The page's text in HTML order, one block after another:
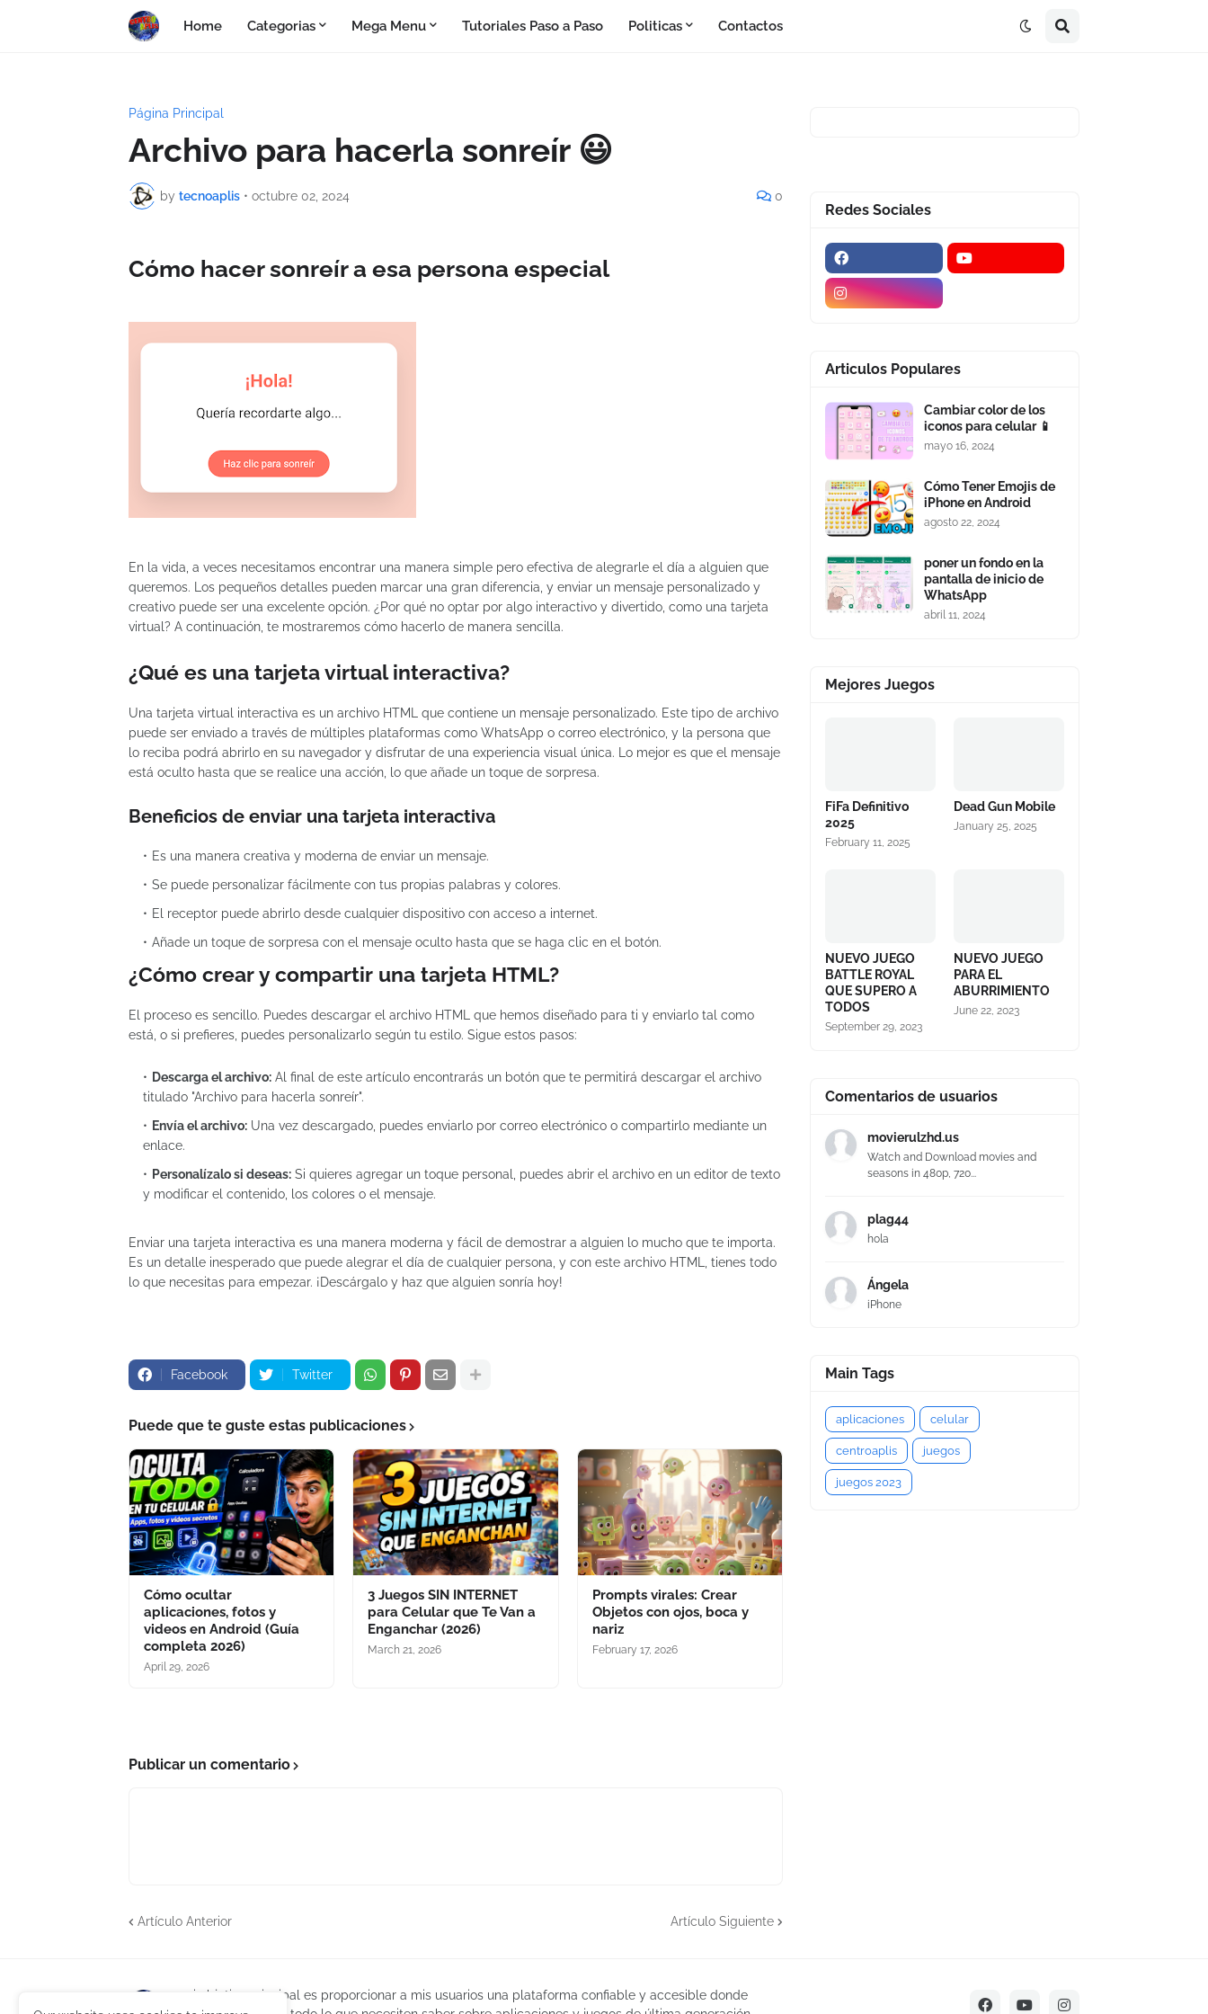
Home Categorias Mega Menu Tutoriales Paso a Paso Politicas Contactos
Página Principal
Archivo para hacerla sonreír 😃
by tecnoaplis • octubre 02, 2024 0
Cómo hacer sonreír a esa persona especial
En la vida, a veces necesitamos encontrar una manera simple pero efectiva de alegrarle el día a alguien que
queremos. Los pequeños detalles pueden marcar una gran diferencia, y enviar un mensaje personalizado y
creativo puede ser una excelente opción. ¿Por qué no optar por algo interactivo y divertido, como una tarjeta
virtual? A continuación, te mostraremos cómo hacerlo de manera sencilla.
¿Qué es una tarjeta virtual interactiva?
Una tarjeta virtual interactiva es un archivo HTML que contiene un mensaje personalizado. Este tipo de archivo
puede ser enviado a través de múltiples plataformas como WhatsApp o correo electrónico, y la persona que
lo reciba podrá abrirlo en su navegador y disfrutar de una experiencia visual única. Lo mejor es que el mensaje
está oculto hasta que se realice una acción, lo que añade un toque de sorpresa.
Beneficios de enviar una tarjeta interactiva
Es una manera creativa y moderna de enviar un mensaje.
Se puede personalizar fácilmente con tus propias palabras y colores.
El receptor puede abrirlo desde cualquier dispositivo con acceso a internet.
Añade un toque de sorpresa con el mensaje oculto hasta que se haga clic en el botón.
¿Cómo crear y compartir una tarjeta HTML?
El proceso es sencillo. Puedes descargar el archivo HTML que hemos diseñado para ti y enviarlo tal como
está, o si prefieres, puedes personalizarlo según tu estilo. Sigue estos pasos:
Descarga el archivo: Al final de este artículo encontrarás un botón que te permitirá descargar el archivo
titulado "Archivo para hacerla sonreír".
Envía el archivo: Una vez descargado, puedes enviarlo por correo electrónico o compartirlo mediante un
enlace.
Personalízalo si deseas: Si quieres agregar un toque personal, puedes abrir el archivo en un editor de texto
y modificar el contenido, los colores o el mensaje.
Enviar una tarjeta interactiva es una manera moderna y fácil de demostrar a alguien lo mucho que te importa.
Es un detalle inesperado que puede alegrar el día de cualquier persona, y con este archivo HTML, tienes todo
lo que necesitas para empezar. ¡Descárgalo y haz que alguien sonría hoy!
Facebook Twitter
Puede que te guste estas publicaciones
Cómo ocultar
aplicaciones, fotos y
videos en Android (Guía
completa 2026)
April 29, 2026
3 Juegos SIN INTERNET
para Celular que Te Van a
Enganchar (2026)
March 21, 2026
Prompts virales: Crear
Objetos con ojos, boca y
nariz
February 17, 2026
Publicar un comentario
Artículo Anterior Artículo Siguiente
Redes Sociales
Articulos Populares
Cambiar color de los
iconos para celular 📱
mayo 16, 2024
Cómo Tener Emojis de
iPhone en Android
agosto 22, 2024
poner un fondo en la
pantalla de inicio de
WhatsApp
abril 11, 2024
Mejores Juegos
FiFa Definitivo
2025
February 11, 2025
Dead Gun Mobile
January 25, 2025
NUEVO JUEGO
BATTLE ROYAL
QUE SUPERO A
TODOS
September 29, 2023
NUEVO JUEGO
PARA EL
ABURRIMIENTO
June 22, 2023
Comentarios de usuarios
movierulzhd.us
Watch and Download movies and
seasons in 480p, 720...
plag44
hola
Ángela
iPhone
Main Tags
aplicaciones celular
centroaplis juegos
juegos 2023
mi objetivo principal es proporcionar a mis usuarios una plataforma confiable y accesible donde